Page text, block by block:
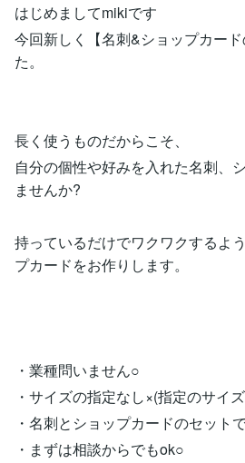
はじめましてmikiです
今回新しく【名刺&ショップカー
た。
長く使うものだからこそ、
自分の個性や好みを入れた名刺、
ませんか?
持っているだけでワクワクするよ
プカードをお作りします。
・業種問いません○
・サイズの指定なし×(指定のサイ
・名刺とショップカードのセット
・まずは相談からでもok○